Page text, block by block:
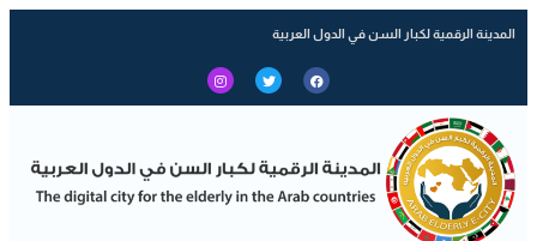
المدينة الرقمية لكبار السن في الدول العربية